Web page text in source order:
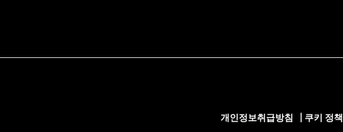
개인정보취급방침
쿠키 정책